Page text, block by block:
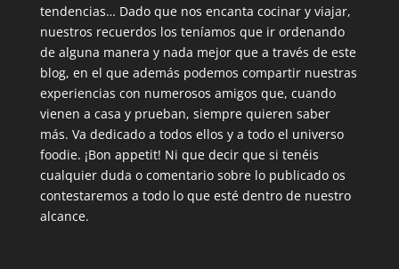
tendencias… Dado que nos encanta cocinar y viajar,
nuestros recuerdos los teníamos que ir ordenando
de alguna manera y nada mejor que a través de este
blog, en el que además podemos compartir nuestras
experiencias con numerosos amigos que, cuando
vienen a casa y prueban, siempre quieren saber
más. Va dedicado a todos ellos y a todo el universo
foodie. ¡Bon appetit! Ni que decir que si tenéis
cualquier duda o comentario sobre lo publicado os
contestaremos a todo lo que esté dentro de nuestro
alcance.